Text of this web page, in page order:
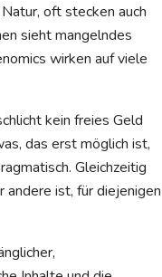
oft stecken auch
sieht mangelndes
wirken auf viele
kein freies Geld
das erst möglich ist,
Gleichzeitig
ist, für diejenigen